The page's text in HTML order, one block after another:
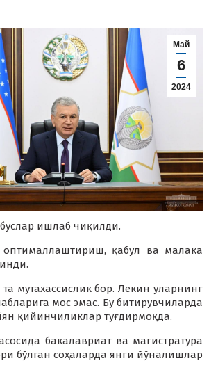
Май
6
2024
ишлаб чиқилди.
қабул ва малака
мутахассислик бор. Лекин уларнинг
мос эмас. Бу битирувчиларда
қийинчиликлар туғдирмоқда.
бакалавриат ва магистратура
бўлган соҳаларда янги йўналишлар